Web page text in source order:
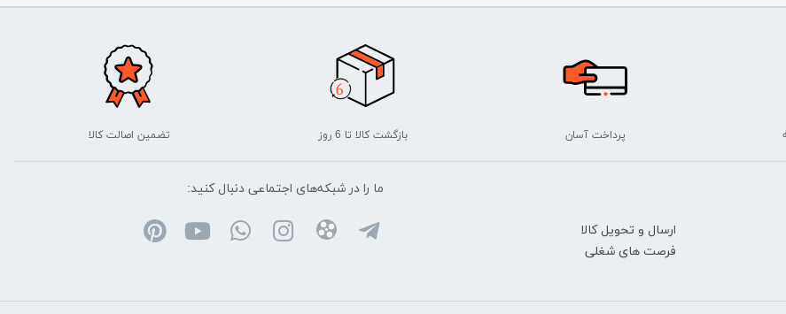
پرداخت آسان بازگشت کالا تا 6 روز تضمین اصالت کالا
ارسال و تحویل کالا
فرصت های شغلی
ما را در شبکه‌های اجتماعی دنبال کنید: